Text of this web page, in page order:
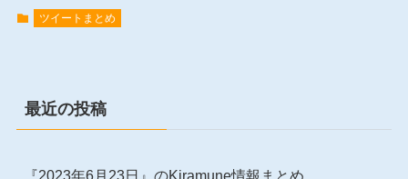
ツイートまとめ
最近の投稿
『2023年6月23日』のKiramune情報まとめ